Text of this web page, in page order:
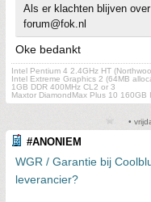
Als er klachten blijven
forum@fok.nl
Oke bedankt
Intel Pentium 4 2.4GHz HT
Intel Extreme Graphics 2 (64MB
1GB DDR 400MHz CL2 or 3
Maxtor DiamondMax Plus 10 160GB
•
#ANONIEM
WGR / Garantie bij
leverancier?